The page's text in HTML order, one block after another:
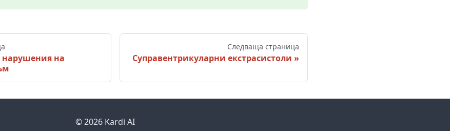
на
Следваща страница
Суправентрикуларни екстрасистоли
© 2026 Kardi AI